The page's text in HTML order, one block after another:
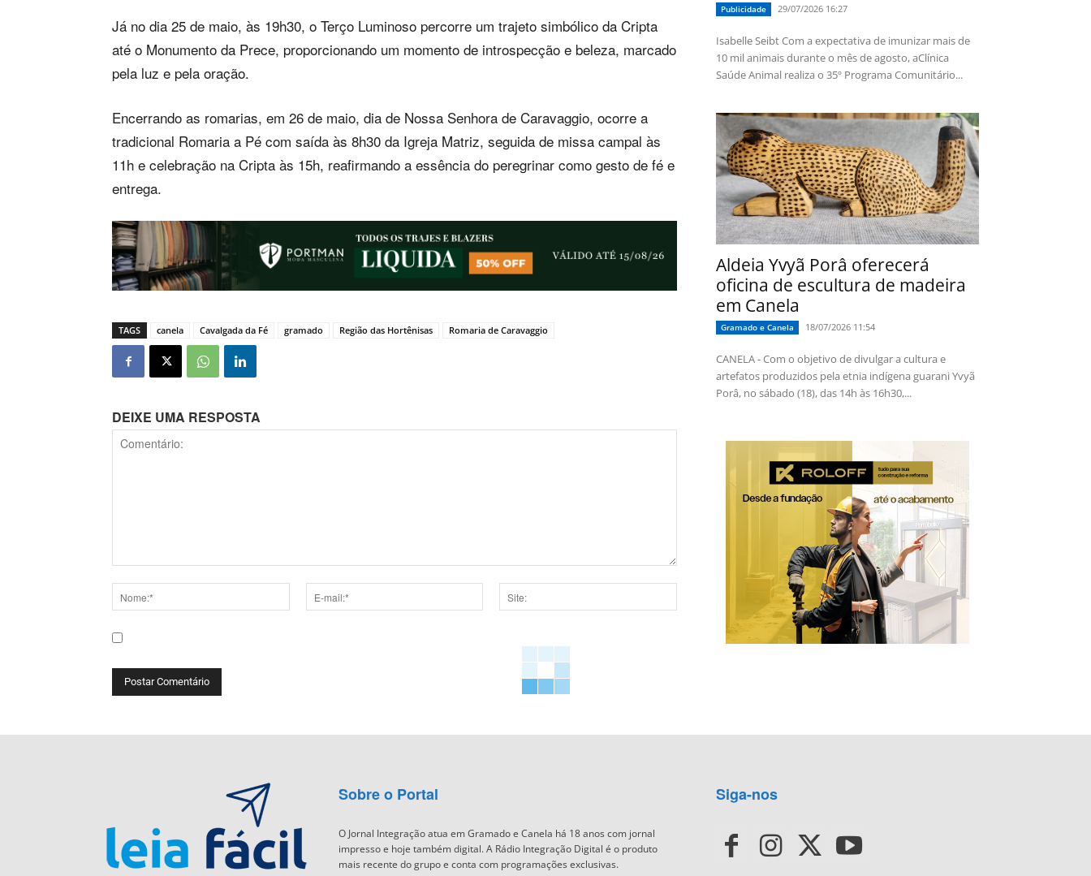
Já no dia 25 de maio, às 19h30, o Terço Luminoso percorre um trajeto simbólico da Cripta
até o Monumento da Prece, proporcionando um momento de introspecção e beleza, marcado
pela luz e pela oração.
Encerrando as romarias, em 26 de maio, dia de Nossa Senhora de Caravaggio, ocorre a
tradicional Romaria a Pé com saída às 8h30 da Igreja Matriz, seguida de missa campal às
11h e celebração na Cripta às 15h, reafirmando a essência do peregrinar como gesto de fé e
entrega.
TAGS canela Cavalgada da Fé gramado Região das Hortênisas Romaria de Caravaggio
DEIXE UMA RESPOSTA
Publicidade 29/07/2026 16:27
Isabelle Seibt Com a expectativa de imunizar mais de
10 mil animais durante o mês de agosto, aClínica
Saúde Animal realiza o 35º Programa Comunitário...
Aldeia Yvyã Porâ oferecerá
oficina de escultura de madeira
em Canela
Gramado e Canela 18/07/2026 11:54
CANELA - Com o objetivo de divulgar a cultura e
artefatos produzidos pela etnia indígena guarani Yvyã
Porâ, no sábado (18), das 14h às 16h30,...
Sobre o Portal
O Jornal Integração atua em Gramado e Canela há 18 anos com jornal
impresso e hoje também digital. A Rádio Integração Digital é o produto
mais recente do grupo e conta com programações exclusivas.
Siga-nos